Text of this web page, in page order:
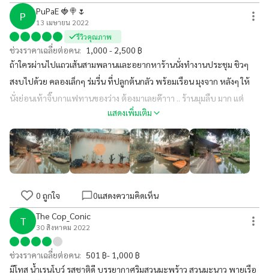
P PuPaE 🍓🍭🌷
13 เมษายน 2022
รีวิวคุณภาพ
ช่วงราคาเฉลี่ยต่อคน: 1,000 - 2,500 ฿
ถ้าใครผ่านไปแถวเส้นสามพลานและอยากหาร้านนั่งทำงานประชุม ชิวๆ
สงบไปด้วย คลองเล็กๆ ร่มรี่น ที่ปลูกต้นกลัว พร้อมเรือน มุงจาก หลังๆ ให้
นั่งย่อนเท้าจิ๊บกาแฟทานของว่าง ต้องมาเลยค๊าาา .. ร้านมุมลืบ มาก แต่
เข้าไปแล้วหลุดไปอีกโลกเลยคะแสดงเพิ่มเติม
0 ถูกใจ 0แสดงความคิดเห็น
T The Cop_Conic
30 สิงหาคม 2022
ช่วงราคาเฉลี่ยต่อคน: 501 ฿- 1,000 ฿
มีโทส น้ำเรนโบว์ รสชาติดี บรรยากาศริมสวนมะพร้าว สวนมะนาว พายเรือ